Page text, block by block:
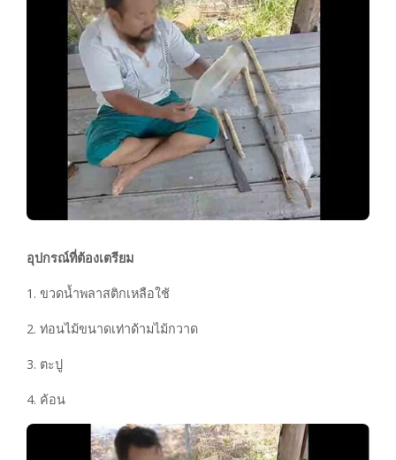
อุปกรณ์ที่ต้องเตรียม
1. ขวดน้ำพลาสติกเหลือใช้
2. ท่อนไม้ขนาดเท่าด้ามไม้กวาด
3. ตะปู
4. ค้อน